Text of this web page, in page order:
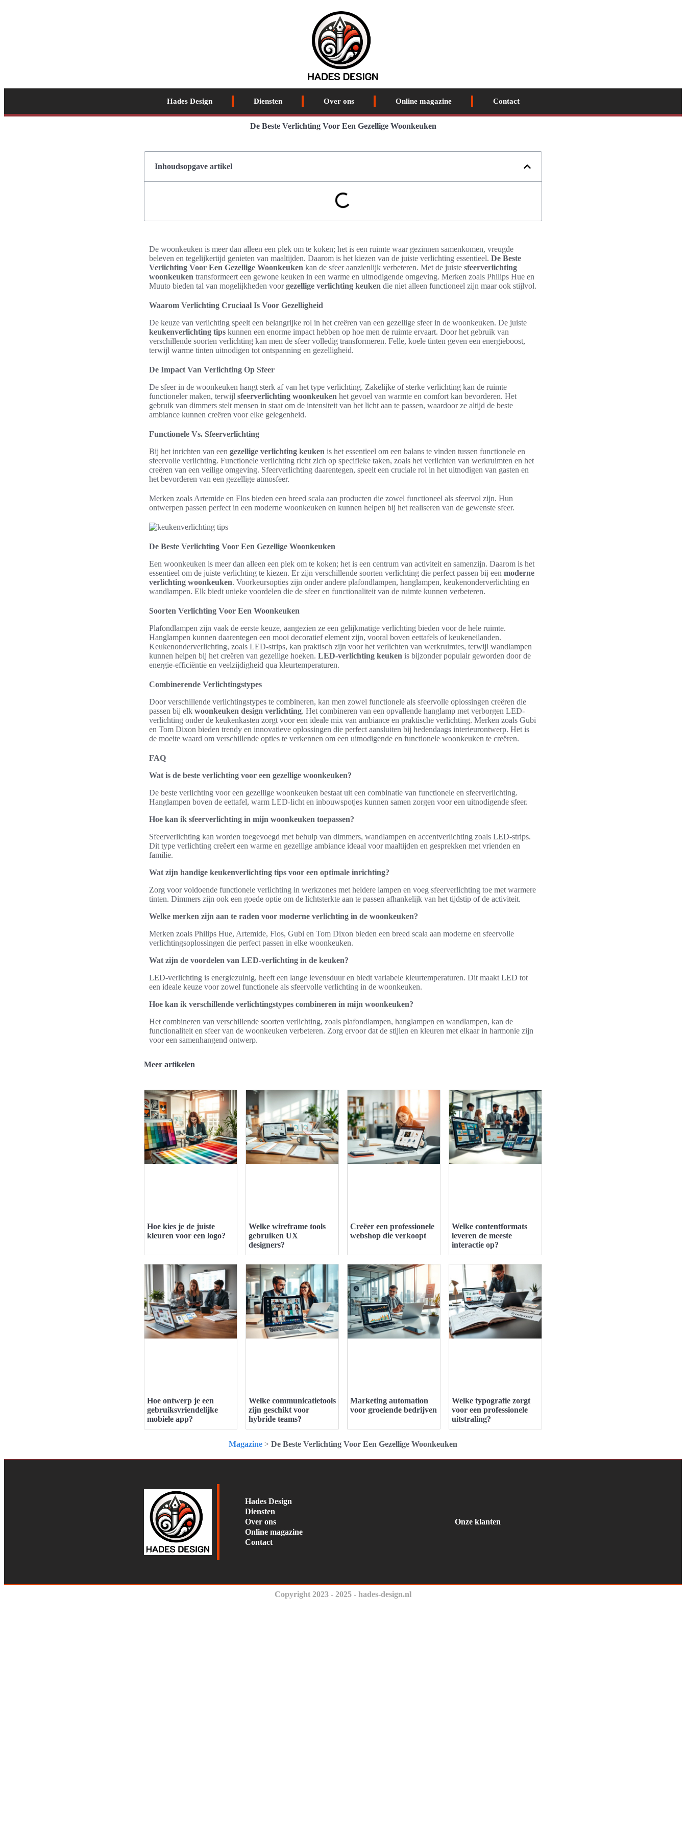
Hades Design Diensten Over ons Online magazine Contact
De Beste Verlichting Voor Een Gezellige Woonkeuken
Inhoudsopgave artikel
De woonkeuken is meer dan alleen een plek om te koken; het is een ruimte waar gezinnen samenkomen, vreugde
beleven en tegelijkertijd genieten van maaltijden. Daarom is het kiezen van de juiste verlichting essentieel. De Beste
Verlichting Voor Een Gezellige Woonkeuken kan de sfeer aanzienlijk verbeteren. Met de juiste sfeerverlichting
woonkeuken transformeert een gewone keuken in een warme en uitnodigende omgeving. Merken zoals Philips Hue en
Muuto bieden tal van mogelijkheden voorgezellige verlichting keuken die niet alleen functioneel zijn maar ook stijlvol.
Waarom Verlichting Cruciaal Is Voor Gezelligheid
De keuze van verlichting speelt een belangrijke rol in het creëren van een gezellige sfeer in de woonkeuken. De juiste
keukenverlichting tips kunnen een enorme impact hebben op hoe men de ruimte ervaart. Door het gebruik van
verschillende soorten verlichting kan men de sfeer volledig transformeren. Felle, koele tinten geven een energieboost,
terwijl warme tinten uitnodigen tot ontspanning en gezelligheid.
De Impact Van Verlichting Op Sfeer
De sfeer in de woonkeuken hangt sterk af van het type verlichting. Zakelijke of sterke verlichting kan de ruimte
functioneler maken, terwijl sfeerverlichting woonkeuken het gevoel van warmte en comfort kan bevorderen. Het
gebruik van dimmers stelt mensen in staat om de intensiteit van het licht aan te passen, waardoor ze altijd de beste
ambiance kunnen creëren voor elke gelegenheid.
Functionele Vs. Sfeerverlichting
Bij het inrichten van een gezellige verlichting keuken is het essentieel om een balans te vinden tussen functionele en
sfeervolle verlichting. Functionele verlichting richt zich op specifieke taken, zoals het verlichten van werkruimten en het
creëren van een veilige omgeving. Sfeerverlichting daarentegen, speelt een cruciale rol in het uitnodigen van gasten en
het bevorderen van een gezellige atmosfeer.
Merken zoals Artemide en Flos bieden een breed scala aan producten die zowel functioneel als sfeervol zijn. Hun
ontwerpen passen perfect in een moderne woonkeuken en kunnen helpen bij het realiseren van de gewenste sfeer.
De Beste Verlichting Voor Een Gezellige Woonkeuken
Een woonkeuken is meer dan alleen een plek om te koken; het is een centrum van activiteit en samenzijn. Daarom is het
essentieel om de juiste verlichting te kiezen. Er zijn verschillende soorten verlichting die perfect passen bij een moderne
verlichting woonkeuken. Voorkeursopties zijn onder andere plafondlampen, hanglampen, keukenonderverlichting en
wandlampen. Elk biedt unieke voordelen die de sfeer en functionaliteit van de ruimte kunnen verbeteren.
Soorten Verlichting Voor Een Woonkeuken
Plafondlampen zijn vaak de eerste keuze, aangezien ze een gelijkmatige verlichting bieden voor de hele ruimte.
Hanglampen kunnen daarentegen een mooi decoratief element zijn, vooral boven eettafels of keukeneilanden.
Keukenonderverlichting, zoals LED-strips, kan praktisch zijn voor het verlichten van werkruimtes, terwijl wandlampen
kunnen helpen bij het creëren van gezellige hoeken. LED-verlichting keuken is bijzonder populair geworden door de
energie-efficiëntie en veelzijdigheid qua kleurtemperaturen.
Combinerende Verlichtingstypes
Door verschillende verlichtingstypes te combineren, kan men zowel functionele als sfeervolle oplossingen creëren die
passen bij elk woonkeuken design verlichting. Het combineren van een opvallende hanglamp met verborgen LED-
verlichting onder de keukenkasten zorgt voor een ideale mix van ambiance en praktische verlichting. Merken zoals Gubi
en Tom Dixon bieden trendy en innovatieve oplossingen die perfect aansluiten bij hedendaags interieurontwerp. Het is
de moeite waard om verschillende opties te verkennen om een uitnodigende en functionele woonkeuken te creëren.
FAQ
Wat is de beste verlichting voor een gezellige woonkeuken?
De beste verlichting voor een gezellige woonkeuken bestaat uit een combinatie van functionele en sfeerverlichting.
Hanglampen boven de eettafel, warm LED-licht en inbouwspotjes kunnen samen zorgen voor een uitnodigende sfeer.
Hoe kan ik sfeerverlichting in mijn woonkeuken toepassen?
Sfeerverlichting kan worden toegevoegd met behulp van dimmers, wandlampen en accentverlichting zoals LED-strips.
Dit type verlichting creëert een warme en gezellige ambiance ideaal voor maaltijden en gesprekken met vrienden en
familie.
Wat zijn handige keukenverlichting tips voor een optimale inrichting?
Zorg voor voldoende functionele verlichting in werkzones met heldere lampen en voeg sfeerverlichting toe met warmere
tinten. Dimmers zijn ook een goede optie om de lichtsterkte aan te passen afhankelijk van het tijdstip of de activiteit.
Welke merken zijn aan te raden voor moderne verlichting in de woonkeuken?
Merken zoals Philips Hue, Artemide, Flos, Gubi en Tom Dixon bieden een breed scala aan moderne en sfeervolle
verlichtingsoplossingen die perfect passen in elke woonkeuken.
Wat zijn de voordelen van LED-verlichting in de keuken?
LED-verlichting is energiezuinig, heeft een lange levensduur en biedt variabele kleurtemperaturen. Dit maakt LED tot
een ideale keuze voor zowel functionele als sfeervolle verlichting in de woonkeuken.
Hoe kan ik verschillende verlichtingstypes combineren in mijn woonkeuken?
Het combineren van verschillende soorten verlichting, zoals plafondlampen, hanglampen en wandlampen, kan de
functionaliteit en sfeer van de woonkeuken verbeteren. Zorg ervoor dat de stijlen en kleuren met elkaar in harmonie zijn
voor een samenhangend ontwerp.
Meer artikelen
Hoe kies je de juiste
kleuren voor een logo?
Welke wireframe tools
gebruiken UX
designers?
Creëer een professionele
webshop die verkoopt
Welke contentformats
leveren de meeste
interactie op?
Hoe ontwerp je een
gebruiksvriendelijke
mobiele app?
Welke communicatietools
zijn geschikt voor
hybride teams?
Marketing automation
voor groeiende bedrijven
Welke typografie zorgt
voor een professionele
uitstraling?
Magazine > De Beste Verlichting Voor Een Gezellige Woonkeuken
Hades Design
Diensten
Over ons
Online magazine
Contact
Onze klanten
Copyright 2023 - 2025 - hades-design.nl